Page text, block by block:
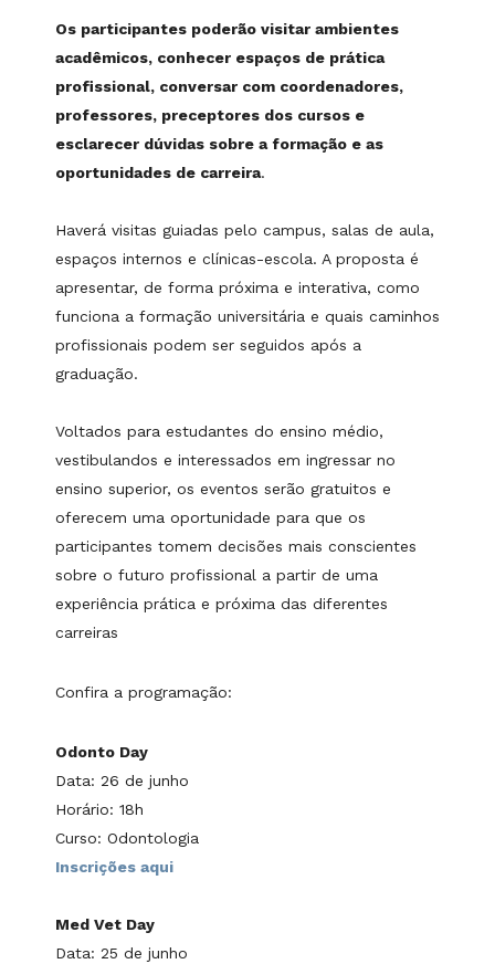
Os participantes poderão visitar ambientes
acadêmicos, conhecer espaços de prática
profissional, conversar com coordenadores,
professores, preceptores dos cursos e
esclarecer dúvidas sobre a formação e as
oportunidades de carreira.
Haverá visitas guiadas pelo campus, salas de aula,
espaços internos e clínicas-escola. A proposta é
apresentar, de forma próxima e interativa, como
funciona a formação universitária e quais caminhos
profissionais podem ser seguidos após a
graduação.
Voltados para estudantes do ensino médio,
vestibulandos e interessados em ingressar no
ensino superior, os eventos serão gratuitos e
oferecem uma oportunidade para que os
participantes tomem decisões mais conscientes
sobre o futuro profissional a partir de uma
experiência prática e próxima das diferentes
carreiras
Confira a programação:
Odonto Day
Data: 26 de junho
Horário: 18h
Curso: Odontologia
Inscrições aqui
Med Vet Day
Data: 25 de junho